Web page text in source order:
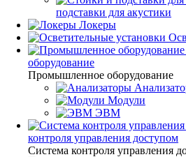
подставки для акустики
Локеры
оборудование
Промышленное оборудование
Модули
ЭВМ
контроля управления доступом
Система контроля управления